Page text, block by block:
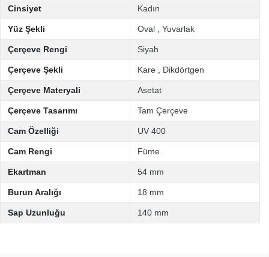
Cinsiyet Kadın
Yüz Şekli Oval Yuvarlak
Çerçeve Rengi Siyah
Çerçeve Şekli Kare Dikdörtgen
Çerçeve Materyali Asetat
Çerçeve Tasarımı Tam Çerçeve
Cam Özelliği UV 400
Cam Rengi Füme
Ekartman 54 mm
Burun Aralığı 18 mm
Sap Uzunluğu 140 mm